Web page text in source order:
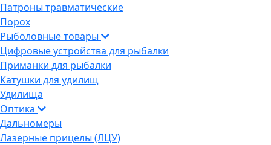
Патроны травматические
Порох
Рыболовные товары
Цифровые устройства для рыбалки
Приманки для рыбалки
Катушки для удилищ
Удилища
Оптика
Дальномеры
Лазерные прицелы (ЛЦУ)